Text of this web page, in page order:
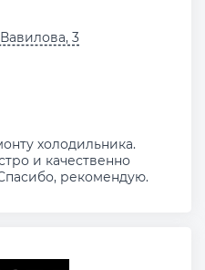
3
холодильника.
и качественно
рекомендую.